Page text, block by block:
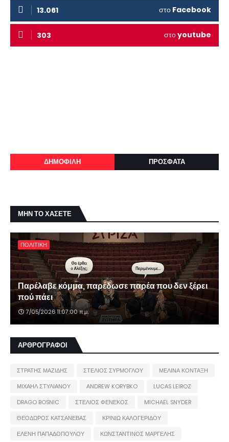
13.061 στο Facebook
303 στοyoutube
ΔΗΜΟΦΙΛΗ ΠΡΟΣΦΑΤΑ
ΜΗΝ ΤΟ ΧΑΣΕΤΕ
ΠΟΛΙΤΙΚΗ
Παρέλαβε κόμμα, παρέδωσε παρέα που δεν ξέρει
πού πάει
7/05/2026 11:07:00 π.μ.
ΑΡΘΡΟΓΡΑΦΟΙ
ΣΤΡΑΤΗΣ ΜΑΖΙΔΗΣ ΣΤΕΛΙΟΣ ΣΥΡΜΟΓΛΟΥ
ΜΕΛΙΝΑ ΚΟΝΤΑΞΗ
ΜΙΧΑΗΛ ΣΤΥΛΙΑΝΟΥ
ANDREW KORYBKO
LUCAS LEIROZ
DRAGO BOSNIC
ΣΤΕΛΙΟΣ ΦΕΝΕΚΟΣ
MICHAEL SNYDER
ΘΕΟΔΩΡΟΣ ΚΑΤΣΑΝΕΒΑΣ
ΚΡΙΝΙΩ ΚΑΛΟΓΕΡΙΔΟΥ
ΕΛΕΝΗ ΠΑΠΑΔΟΠΟΥΛΟΥ
ΚΩΝΣΤΑΝΤΙΝΟΣ ΜΑΡΓΕΛΗΣ